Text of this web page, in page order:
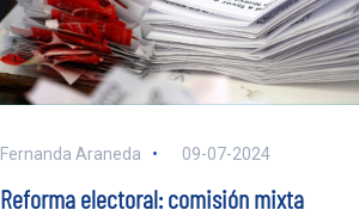
Fernanda Araneda 09-07-2024
Reforma electoral: comisión mixta